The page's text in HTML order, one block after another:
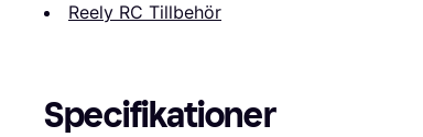
Reely RC Tillbehör
Specifikationer